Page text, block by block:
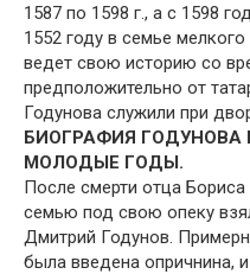
1587 по 1598 г., а с 1598
1552 году в семье
ведет свою историю со
предположительно от
Годунова служили при
БИОГРАФИЯ
МОЛОДЫЕ ГОДЫ.
После смерти отца
семью под свою опеку
Дмитрий Годунов.
была введена опричнина,